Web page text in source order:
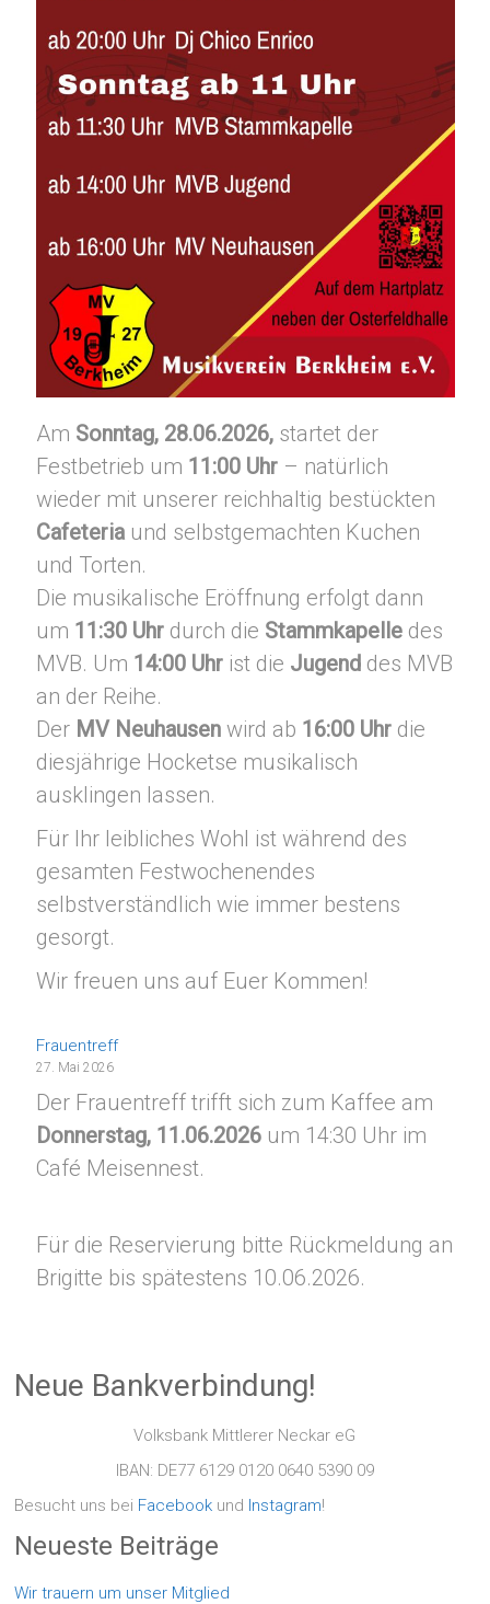
Am Sonntag, 28.06.2026, startet der
Festbetrieb um 11:00 Uhr – natürlich
wieder mit unserer reichhaltig bestückten
Cafeteria und selbstgemachten Kuchen
und Torten.
Die musikalische Eröffnung erfolgt dann
um 11:30 Uhr durch die Stammkapelle des
MVB. Um 14:00 Uhr ist die Jugend des MVB
an der Reihe.
Der MV Neuhausenwird ab 16:00 Uhr die
diesjährige Hocketse musikalisch
ausklingen lassen.
Für Ihr leibliches Wohl ist während des
gesamten Festwochenendes
selbstverständlich wie immer bestens
gesorgt.
Wir freuen uns auf Euer Kommen!
Frauentreff
27. Mai 2026
Der Frauentreff trifft sich zum Kaffee am
Donnerstag, 11.06.2026 um 14:30 Uhr im
Café Meisennest.
Für die Reservierung bitte Rückmeldung an
Brigitte bis spätestens 10.06.2026.
Neue Bankverbindung!
Volksbank Mittlerer Neckar eG
IBAN: DE77 6129 0120 0640 5390 09
Besucht uns bei Facebook und Instagram!
Neueste Beiträge
Wir trauern um unser Mitglied